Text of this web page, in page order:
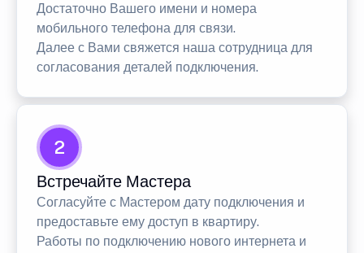
Достаточно Вашего имени и номера
мобильного телефона для связи.
Далее с Вами свяжется наша сотрудница для
согласования деталей подключения.
2
Встречайте Мастера
Согласуйте с Мастером дату подключения и
предоставьте ему доступ в квартиру.
Работы по подключению нового интернета и